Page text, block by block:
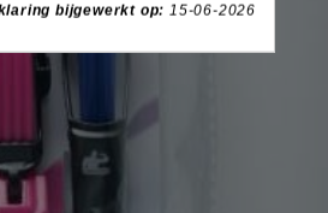
bijgewerkt op: 15-06-2026